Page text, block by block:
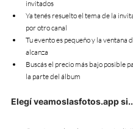
invitados
Ya tenés resuelto el tema de la
por otro canal
Tu evento es pequeño y la ventana
alcanza
Buscás el precio más bajo posible
la parte del álbum
Elegí veamoslasfotos.app